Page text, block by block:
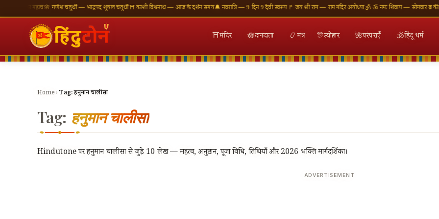
🌸 गणेश चतुर्थी — भाद्रपद शुक्ल चतुर्थी⛩ काशी विश्वनाथ — आज के दर्शन समय🔔 नवरात्रि — 9 दिन 9 देवी स्वरूप🚩 जय श्री राम — राम मंदिर अयोध्या🕉 ॐ नमः शिवाय — सोमवार व्रत की
⛩मंदिर 🪷दानदाता 📿मंत्र 🎊त्योहार 🌺परंपराएँ 🕉हिंदू धर्म
Home › Tag:हनुमान चालीसा
Tag: हनुमान चालीसा
Hindutone पर हनुमान चालीसा से जुड़े 10 लेख — महत्व, अनुष्ठान, पूजा विधि, तिथियाँ और 2026 भक्ति मार्गदर्शिका।
ADVERTISEMENT